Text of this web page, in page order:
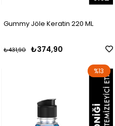
Gummy Jöle Keratin 220 ML
₺374,90
₺431,90
%13